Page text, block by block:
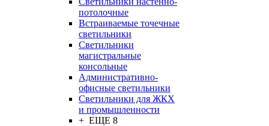
потолочные
Встраиваемые точечные
светильники
Светильники
магистральные
консольные
Административно-
офисные светильники
Светильники для ЖКХ
и промышленности
+ ЕЩЕ 8